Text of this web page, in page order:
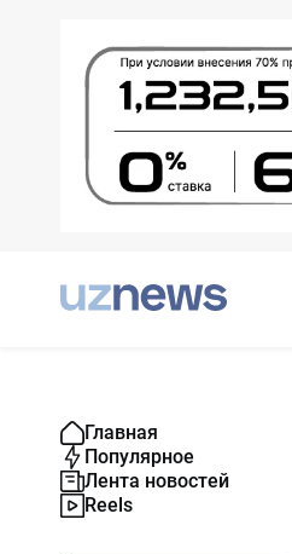
Главная
Популярное
Лента новостей
Reels